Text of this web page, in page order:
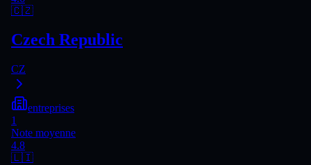
🇨🇿
Czech Republic
CZ
entreprises
1
Note moyenne
4.8
🇱🇮